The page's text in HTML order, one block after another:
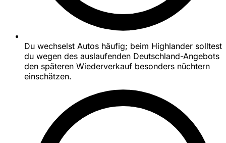
Du wechselst Autos häufig; beim Highlander solltest
du wegen des auslaufenden Deutschland-Angebots
den späteren Wiederverkauf besonders nüchtern
einschätzen.